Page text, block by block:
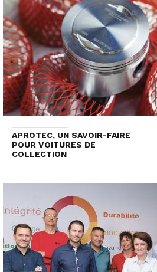
APROTEC, UN SAVOIR-FAIRE
POUR VOITURES DE
COLLECTION